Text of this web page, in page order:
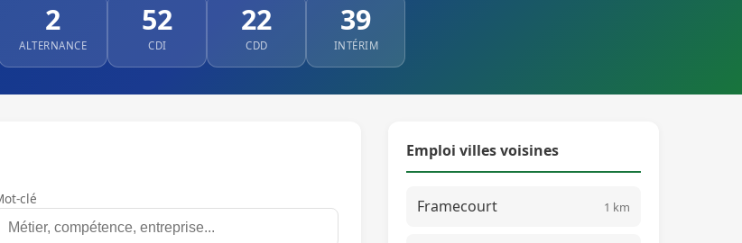
2
ALTERNANCE
52
CDI
22
CDD
39
INTÉRIM
clé
Emploi villes voisines
Framecourt 1 km